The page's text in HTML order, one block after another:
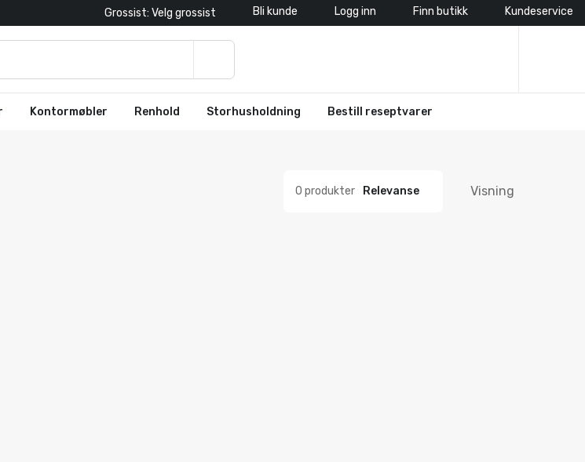
Grossist: Velg grossist Bli kunde Logg inn Finn butikk Kundeservice
Kontormøbler Renhold Storhusholdning Bestill reseptvarer
0 produkter Relevanse Visning